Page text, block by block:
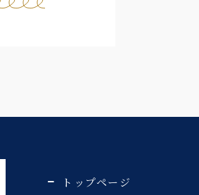
トップページ